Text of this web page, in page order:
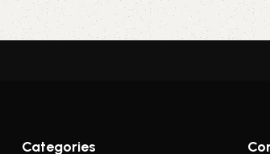
Categories